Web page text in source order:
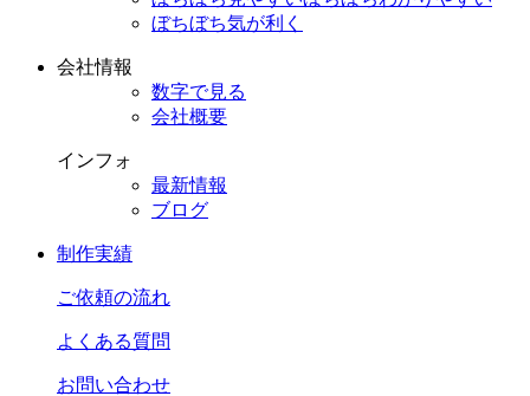
ぼちぼち気が利く
会社情報
数字で見る
会社概要
インフォ
最新情報
ブログ
制作実績
ご依頼の流れ
よくある質問
お問い合わせ